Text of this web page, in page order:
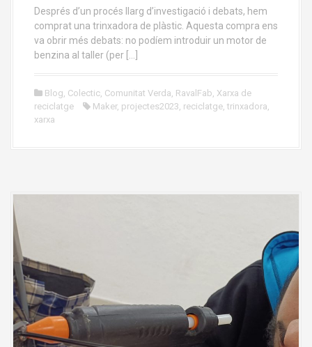
Després d’un procés llarg d’investigació i debats, hem
comprat una trinxadora de plàstic. Aquesta compra ens
va obrir més debats: no podíem introduir un motor de
benzina al taller (per […]
Blog Colectic Comunitat Verda RavalFab Xarxa de
reciclatge
Maker, projectes2023 reciclatge trinxadora
xarxa